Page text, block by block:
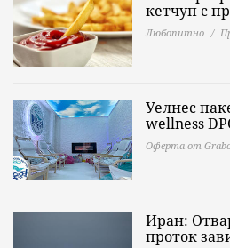
кетчуп с
Любопитно
Уелнес
wellness
Оферта от
Иран:
проток